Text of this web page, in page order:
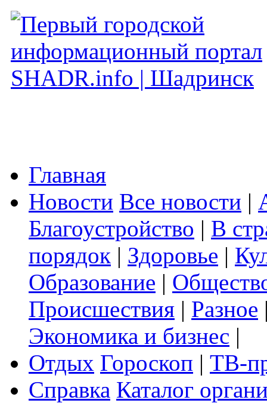
Главная
Новости Все новости |
Благоустройство | В
порядок | Здоровье |
Образование |
Происшествия | Разное
Экономика и бизнес |
Отдых Гороскоп | ТВ-
Справка Каталог